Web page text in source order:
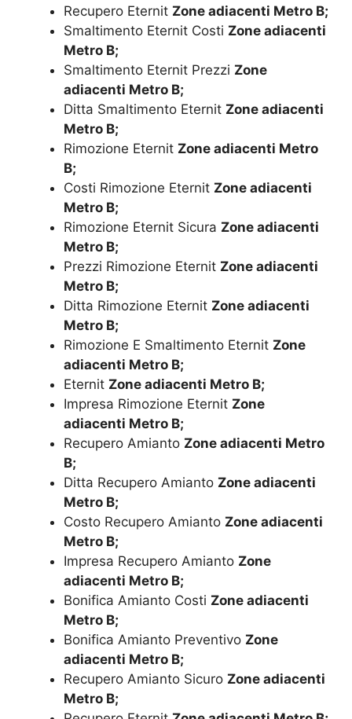
Recupero Eternit Zone adiacenti Metro B;
Smaltimento Eternit Costi Zone adiacenti
Metro B;
Smaltimento Eternit Prezzi Zone
adiacenti Metro B;
Ditta Smaltimento Eternit Zone adiacenti
Metro B;
Rimozione Eternit Zone adiacenti Metro
B;
Costi Rimozione Eternit Zone adiacenti
Metro B;
Rimozione Eternit Sicura Zone adiacenti
Metro B;
Prezzi Rimozione Eternit Zone adiacenti
Metro B;
Ditta Rimozione Eternit Zone adiacenti
Metro B;
Rimozione E Smaltimento Eternit Zone
adiacenti Metro B;
Eternit Zone adiacenti Metro B;
Impresa Rimozione Eternit Zone
adiacenti Metro B;
Recupero Amianto Zone adiacenti Metro
B;
Ditta Recupero Amianto Zone adiacenti
Metro B;
Costo Recupero Amianto Zone adiacenti
Metro B;
Impresa Recupero Amianto Zone
adiacenti Metro B;
Bonifica Amianto Costi Zone adiacenti
Metro B;
Bonifica Amianto Preventivo Zone
adiacenti Metro B;
Recupero Amianto Sicuro Zone adiacenti
Metro B;